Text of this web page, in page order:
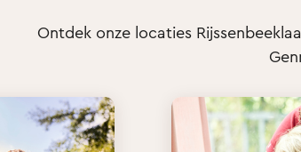
Ontdek onze locaties